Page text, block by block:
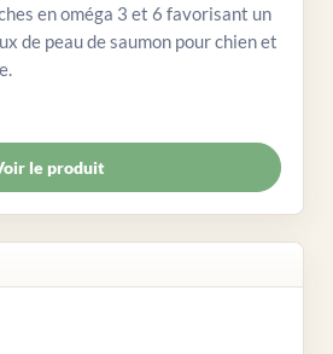
en oméga 3 et 6 favorisant un
de peau de saumon pour chien et
le produit